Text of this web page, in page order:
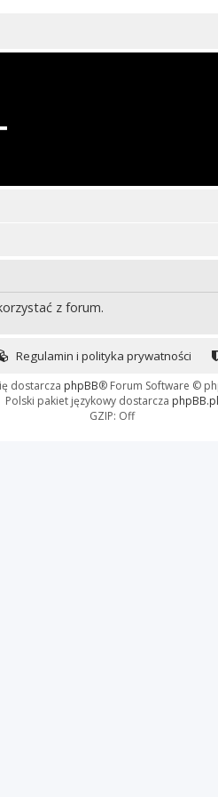
z forum.
Regulamin i polityka prywatności
dostarcza phpBB® Forum Software ©
Polski pakiet językowy dostarcza phpBB.pl
GZIP: Off